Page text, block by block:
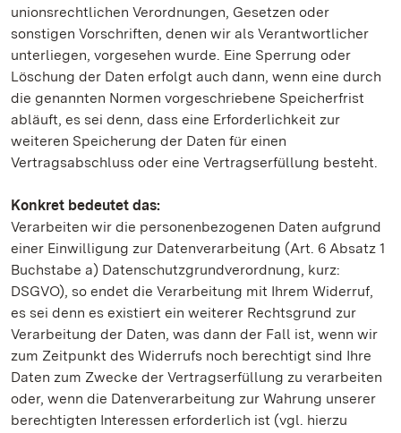
unionsrechtlichen Verordnungen, Gesetzen oder
sonstigen Vorschriften, denen wir als Verantwortlicher
unterliegen, vorgesehen wurde. Eine Sperrung oder
Löschung der Daten erfolgt auch dann, wenn eine durch
die genannten Normen vorgeschriebene Speicherfrist
abläuft, es sei denn, dass eine Erforderlichkeit zur
weiteren Speicherung der Daten für einen
Vertragsabschluss oder eine Vertragserfüllung besteht.
Konkret bedeutet das:
Verarbeiten wir die personenbezogenen Daten aufgrund
einer Einwilligung zur Datenverarbeitung (Art. 6 Absatz 1
Buchstabe a) Datenschutzgrundverordnung, kurz:
DSGVO), so endet die Verarbeitung mit Ihrem Widerruf,
es sei denn es existiert ein weiterer Rechtsgrund zur
Verarbeitung der Daten, was dann der Fall ist, wenn wir
zum Zeitpunkt des Widerrufs noch berechtigt sind Ihre
Daten zum Zwecke der Vertragserfüllung zu verarbeiten
oder, wenn die Datenverarbeitung zur Wahrung unserer
berechtigten Interessen erforderlich ist (vgl. hierzu